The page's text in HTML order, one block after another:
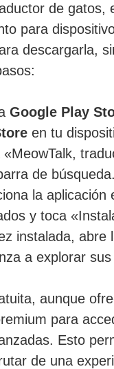
de gatos,
para
descargarla,
Google Play
en tu
«MeowTalk,
de búsqueda.
la aplicación
y toca
instalada, abre
a explorar
aunque
para
Esto
de una